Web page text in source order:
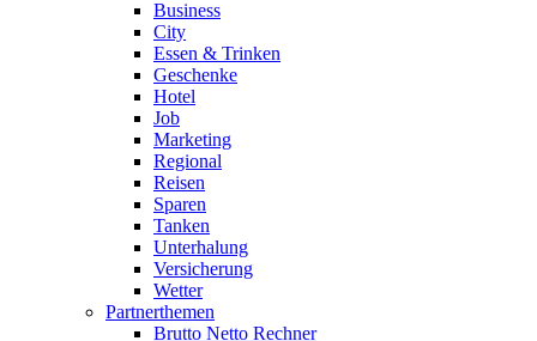
Business
City
Essen & Trinken
Geschenke
Hotel
Job
Marketing
Regional
Reisen
Sparen
Tanken
Unterhalung
Versicherung
Wetter
Partnerthemen
Brutto Netto Rechner